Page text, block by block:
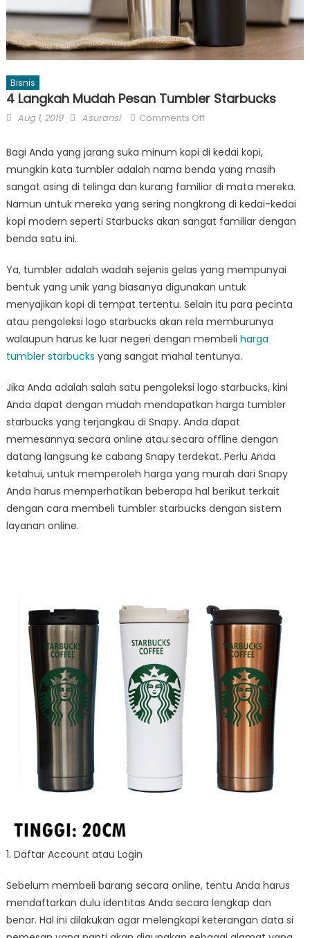
Bisnis
4 Langkah Mudah Pesan Tumbler Starbucks
Posted
Aug 1, 2019 Author
Asuransi Comments Offon
Langkah
Mudah
Pesan
Starbucks
Bagi Anda yang jarang suka minum kopi di kedai kopi,
mungkin kata tumbler adalah nama benda yang masih
sangat asing di telinga dan kurang familiar di mata mereka.
Namun untuk mereka yang sering nongkrong di kedai-kedai
kopi modern seperti Starbucks akan sangat familiar dengan
benda satu ini.
Ya, tumbler adalah wadah sejenis gelas yang mempunyai
bentuk yang unik yang biasanya digunakan untuk
menyajikan kopi di tempat tertentu. Selain itu para pecinta
atau pengoleksi logo starbucks akan rela memburunya
walaupun harus ke luar negeri dengan membeli harga
tumbler starbucks yang sangat mahal tentunya.
Jika Anda adalah salah satu pengoleksi logo starbucks, kini
Anda dapat dengan mudah mendapatkan harga tumbler
starbucks yang terjangkau di Snapy. Anda dapat
memesannya secara online atau secara offline dengan
datang langsung ke cabang Snapy terdekat. Perlu Anda
ketahui, untuk memperoleh harga yang murah dari Snapy
Anda harus memperhatikan beberapa hal berikut terkait
dengan cara membeli tumbler starbucks dengan sistem
layanan online.
1. Daftar Account atau Login
Sebelum membeli barang secara online, tentu Anda harus
mendaftarkan dulu identitas Anda secara lengkap dan
benar. Hal ini dilakukan agar melengkapi keterangan data si